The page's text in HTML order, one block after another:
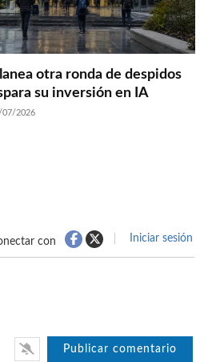
otra ronda de despidos
su inversión en IA
07/2026
con Iniciar sesión